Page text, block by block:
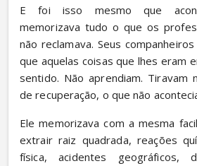
E foi isso mesmo que
memorizava tudo o que os
não reclamava. Seus
que aquelas coisas que lhes eram
sentido. Não aprendiam. Tiravam
de recuperação, o que não
Ele memorizava com a mesma
extrair raiz quadrada, reações
física, acidentes geográficos,